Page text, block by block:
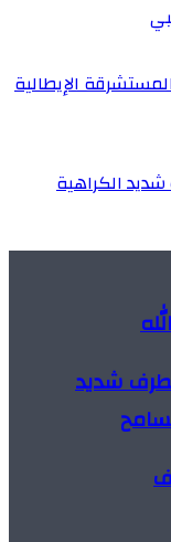
الإيطالية
الكراهية
شديد